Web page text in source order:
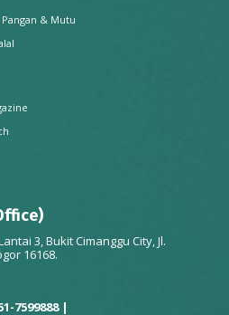
Pangan & Mutu
3, Bukit Cimanggu City, Jl.
16168.
7599888 |